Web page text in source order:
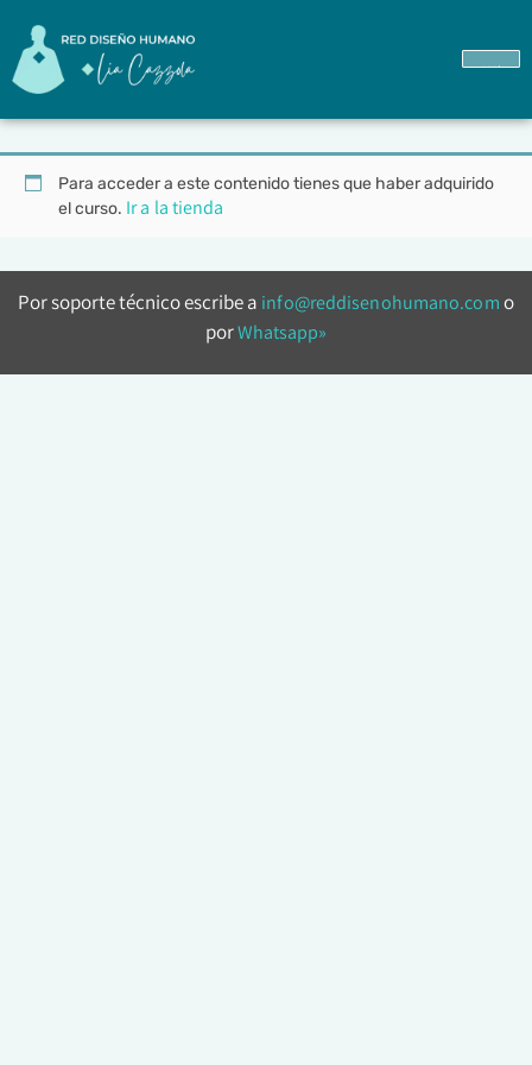
Para acceder a este contenido tienes que haber adquirido
el curso. Ir a la tienda
Por soporte técnico escribe a info@reddisenohumano.como
porWhatsapp»